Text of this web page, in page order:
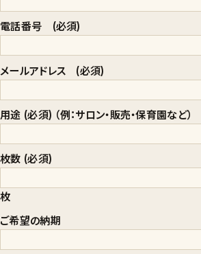
電話番号 (必須)
メールアドレス (必須)
用途 (必須) （例：サロン・販売・保育園など）
枚数 (必須)
枚
ご希望の納期